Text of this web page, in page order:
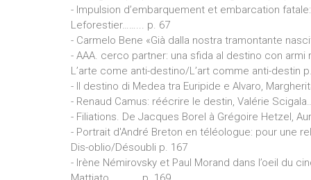
- Impulsion d’embarquement et embarcation
Leforestier……... p. 67
- Carmelo Bene «Già dalla nostra tramontante
- AAA. cerco partner: una sfida al destino con armi
L’arte come anti-destino/L’art comme anti-destin
- Il destino di Medea tra Euripide e Alvaro,
- Renaud Camus: réécrire le destin, Valérie
- Filiations. De Jacques Borel à Grégoire Hetzel,
- Portrait d'André Breton en téléologue: pour une
Dis-oblio/Désoubli p. 167
- Irène Némirovsky et Paul Morand dans l’oeil du